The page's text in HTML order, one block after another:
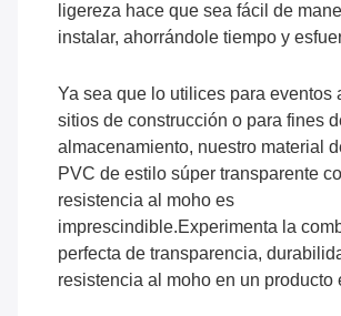
ligereza hace que sea fácil de
instalar, ahorrándole tiempo y
Ya sea que lo utilices para eventos
sitios de construcción o para fines
almacenamiento, nuestro material
PVC de estilo súper transparente
resistencia al moho es
imprescindible.Experimenta la
perfecta de transparencia,
resistencia al moho en un producto